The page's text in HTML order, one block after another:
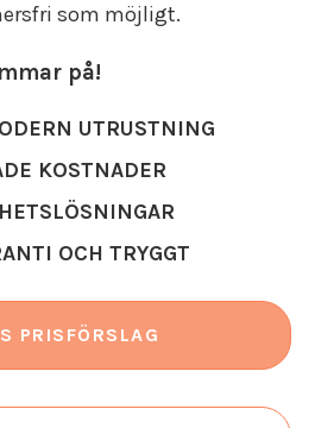
som möjligt.
på!
UTRUSTNING
KOSTNADER
OCH TRYGGT
PRISFÖRSLAG